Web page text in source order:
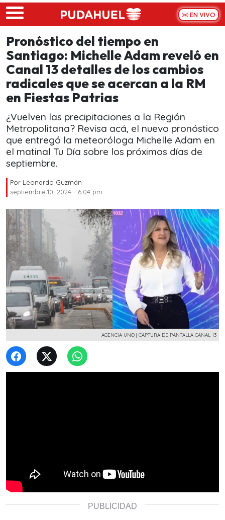
Skip to main content
EN VIVO
Pronóstico del tiempo en
Santiago: Michelle Adam reveló en
Canal 13 detalles de los cambios
radicales que se acercan a la RM
en Fiestas Patrias
¿Vuelven las precipitaciones a la Región
Metropolitana? Revisa acá, el nuevo pronóstico
que entregó la meteoróloga Michelle Adam en
el matinal Tu Día sobre los próximos días de
septiembre.
Por Leonardo Guzmán
septiembre 10, 2024 - 6:04 pm
AGENCIA UNO | CAPTURA DE PANTALLA CANAL 13